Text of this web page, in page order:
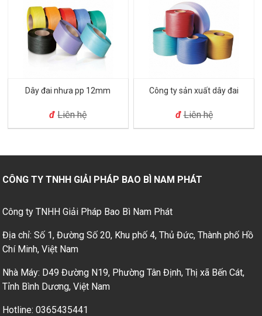
Công ty sản xuất dây đai
đ Liên hệ
Dây đai nhưa pp 12mm
đ Liên hệ
CÔNG TY TNHH GIẢI PHÁP BAO BÌ NAM PHÁT
Công ty TNHH Giải Pháp Bao Bì Nam Phát
Địa chỉ: Số 1, Đường Số 20, Khu phố 4, Thủ Đức, Thành phố Hồ
Chí Minh, Việt Nam
Nhà Máy: D49 Đường N19, Phường Tân Định, Thị xã Bến Cát,
Tỉnh Bình Dương, Việt Nam
Hotline: 0365435441